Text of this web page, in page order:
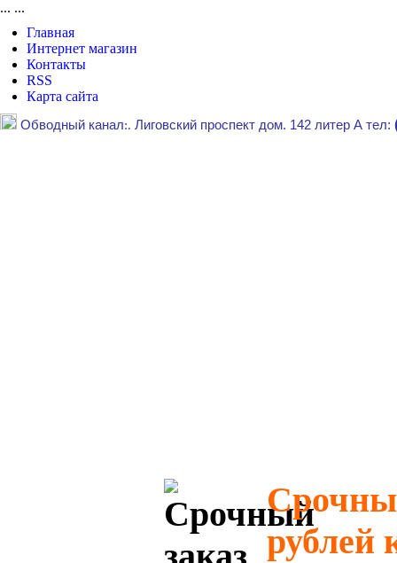
... ...
Главная
Интернет магазин
Контакты
RSS
Карта сайта
Обводный канал:. Лиговский проспект дом. 142 литер А тел:
рублей